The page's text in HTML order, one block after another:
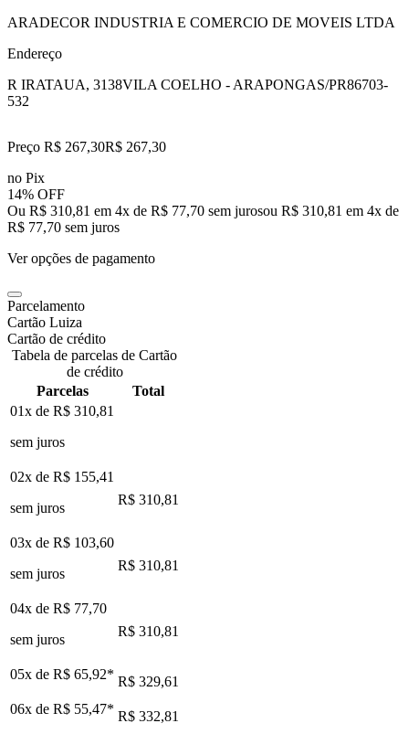
ARADECOR INDUSTRIA E COMERCIO DE MOVEIS LTDA
Endereço
R IRATAUA, 3138VILA COELHO - ARAPONGAS/PR86703-
532
Preço R$ 267,30R$ 267,30
no Pix
14% OFF
Ou R$ 310,81 em 4x de R$ 77,70 sem jurosou R$ 310,81 em 4x de
R$ 77,70 sem juros
Ver opções de pagamento
Parcelamento
Cartão Luiza
Cartão de crédito
Tabela de parcelas de Cartão
de crédito
Parcelas
Total
01x de R$ 310,81
sem juros
02x de R$ 155,41
sem juros
R$ 310,81
03x de R$ 103,60
sem juros
R$ 310,81
04x de R$ 77,70
sem juros
R$ 310,81
05x de R$ 65,92* R$ 329,61
06x de R$ 55,47* R$ 332,81